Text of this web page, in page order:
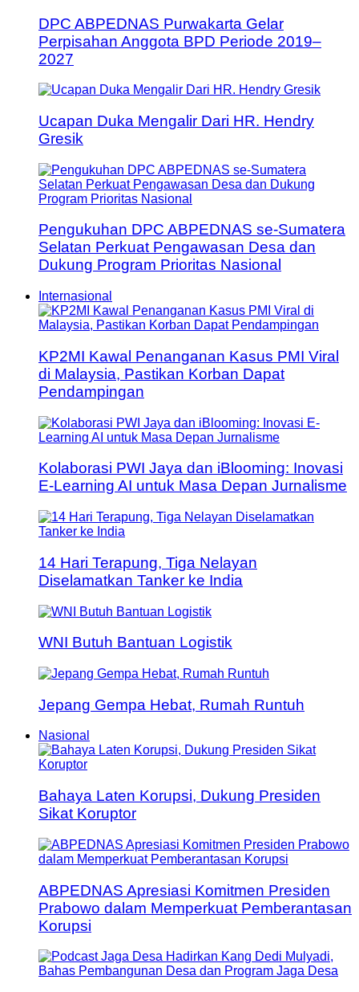
DPC ABPEDNAS Purwakarta Gelar
Perpisahan Anggota BPD Periode 2019–
2027
Ucapan Duka Mengalir Dari HR. Hendry
Gresik
Pengukuhan DPC ABPEDNAS se-Sumatera
Selatan Perkuat Pengawasan Desa dan
Dukung Program Prioritas Nasional
Internasional
KP2MI Kawal Penanganan Kasus PMI Viral
di Malaysia, Pastikan Korban Dapat
Pendampingan
Kolaborasi PWI Jaya dan iBlooming: Inovasi
E-Learning AI untuk Masa Depan Jurnalisme
14 Hari Terapung, Tiga Nelayan
Diselamatkan Tanker ke India
WNI Butuh Bantuan Logistik
Jepang Gempa Hebat, Rumah Runtuh
Nasional
Bahaya Laten Korupsi, Dukung Presiden
Sikat Koruptor
ABPEDNAS Apresiasi Komitmen Presiden
Prabowo dalam Memperkuat Pemberantasan
Korupsi